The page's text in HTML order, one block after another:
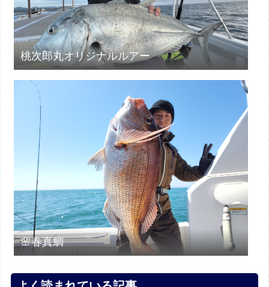
桃次郎丸オリジナルルアー
🌸春真鯛